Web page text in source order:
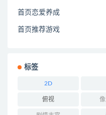
首页恋爱养成
首页推荐游戏
标签
2D
俯视